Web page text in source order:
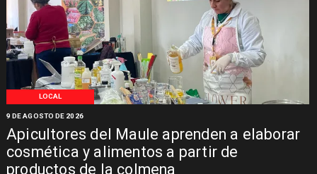
LOCAL
Apicultores del Maule aprenden a elaborar
cosmética y alimentos a partir de
productos de la colmena
9 DE AGOSTO DE 2026